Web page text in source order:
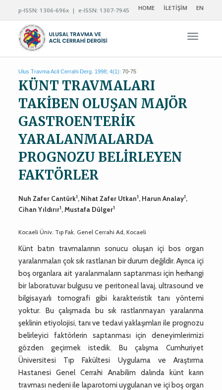
p-ISSN: 1306-696x | e-ISSN: 1307-7945 HOME İLETİŞİM EN
Ulus Travma Acil Cerrahi Derg. 1998; 4(1): 70-75
KÜNT TRAVMALARI
TAKİBEN OLUŞAN MAJÖR
GASTROENTERİK
YARALANMALARDA
PROGNOZU BELİRLEYEN
FAKTÖRLER
Nuh Zafer Cantürk1, Nihat Zafer Utkan1, Harun Analay1,
Cihan Yıldırır1, Mustafa Dülger1
Kocaeli Üniv. Tıp Fak. Genel Cerrahi Ad, Kocaeli
Künt batın travmalarının sonucu oluşan içi bos organ
yaralanmaları çok sık rastlanan bir durum değildir. Ayrıca içi
boş organlara ait yaralanmaların saptanması için herhangi
bir laboratuvar bulgusu ve peritoneal lavaj, ultrasound ve
bilgisayarlı tomografi gibi karakteristik tanı yöntemi
yoktur. Bu çalışmada bu sık rastlanmayan yaralanma
şeklinin etiyolojisi, tanı ve tedavi yaklaşımları ile prognozu
belirleyici faktörlerin saptanması için deneyimlerimizi
gözden geçirmek istedik. Bu çalışma Cumhuriyet
Üniversitesi Tıp Fakültesi Uygulama ve Araştırma
Hastanesi Genel Cerrahi Anabilim dalında künt karın
travması nedeni ile laparotomi uygulanan ve içi boş organ